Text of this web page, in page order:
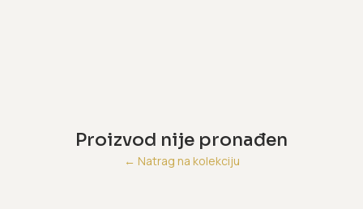
Proizvod nije pronađen
← Natrag na kolekciju